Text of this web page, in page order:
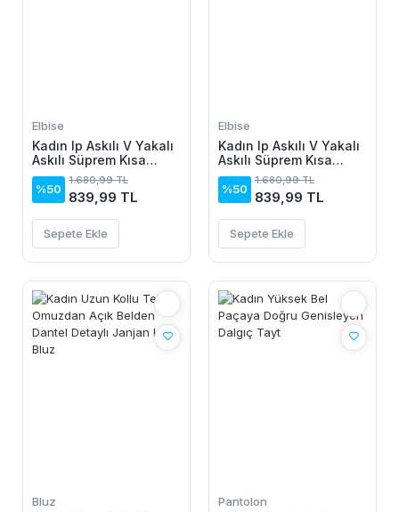
Elbise
Kadın Ip Askılı V Yakalı
Askılı Süprem Kısa
Elbise
%50
1.680,99 TL
839,99 TL
Sepete Ekle
Elbise
Kadın Ip Askılı V Yakalı
Askılı Süprem Kısa
Elbise
%50
1.680,99 TL
839,99 TL
Sepete Ekle
Bluz Pantolon